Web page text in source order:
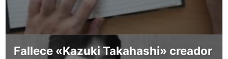
Fallece «Kazuki Takahashi» creador